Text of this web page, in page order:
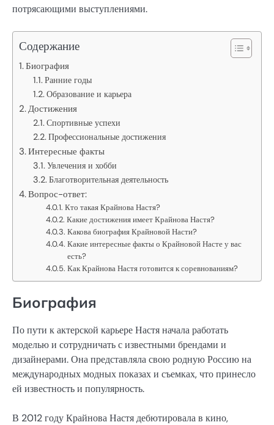
потрясающими выступлениями.
Содержание
Биография
Ранние годы
Образование и карьера
Достижения
Спортивные успехи
Профессиональные достижения
Интересные факты
Увлечения и хобби
Благотворительная деятельность
Вопрос-ответ:
Кто такая Крайнова Настя?
Какие достижения имеет Крайнова Настя?
Какова биография Крайновой Насти?
Какие интересные факты о Крайновой Насте у вас
есть?
Как Крайнова Настя готовится к соревнованиям?
Биография
По пути к актерской карьере Настя начала работать
моделью и сотрудничать с известными брендами и
дизайнерами. Она представляла свою родную Россию на
международных модных показах и съемках, что принесло
ей известность и популярность.
В 2012 году Крайнова Настя дебютировала в кино,